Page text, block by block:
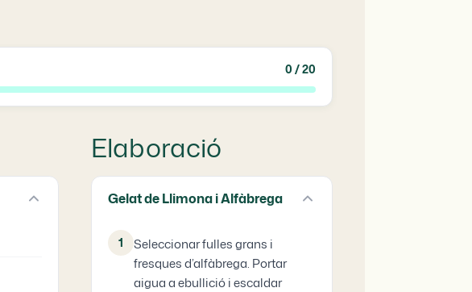
0 / 20
Elaboració
Gelat de Llimona i Alfàbrega
1
Seleccionar fulles grans i
fresques d’alfàbrega. Portar
aigua a ebullició i escaldar